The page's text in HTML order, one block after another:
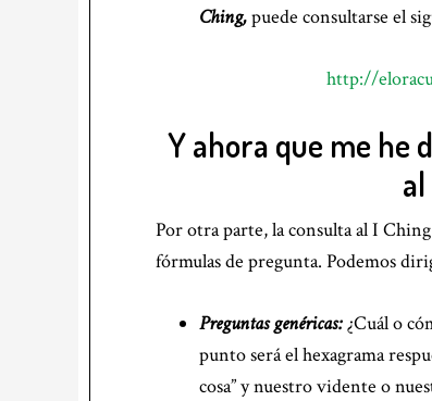
Ching,puede consultarse el
http://
Y ahora que me he
Por otra parte, la consulta al I
fórmulas de pregunta. Podemos
Preguntas genéricas:¿Cuál o
punto será el hexagrama
cosa” y nuestro vidente o